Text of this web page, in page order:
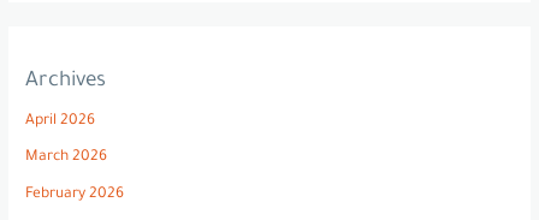
Archives
April 2026
March 2026
February 2026